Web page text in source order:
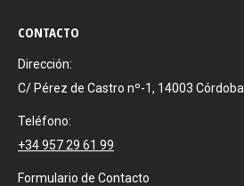
CONTACTO
Dirección:
C/ Pérez de Castro nº-1, 14003 Córdoba
Teléfono:
+34 957 29 61 99
Formulario de Contacto